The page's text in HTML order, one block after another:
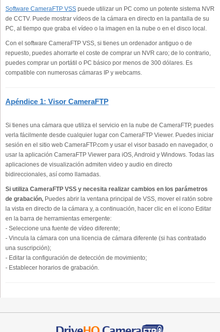
Software CameraFTP VSS puede utilizar un PC como un potente sistema NVR
de CCTV. Puede mostrar vídeos de la cámara en directo en la pantalla de su
PC, al tiempo que graba el vídeo o la imagen en la nube o en el disco local.
Con el software CameraFTP VSS, si tienes un ordenador antiguo o de
repuesto, puedes ahorrarte el coste de comprar un NVR caro; de lo contrario,
puedes comprar un portátil o PC básico por menos de 300 dólares. Es
compatible con numerosas cámaras IP y webcams.
Apéndice 1: Visor CameraFTP
Si tienes una cámara que utiliza el servicio en la nube de CameraFTP, puedes
verla fácilmente desde cualquier lugar con CameraFTP Viewer. Puedes iniciar
sesión en el sitio web CameraFTP.com y usar el visor basado en navegador, o
usar la aplicación CameraFTP Viewer para iOS, Android y Windows. Todas las
aplicaciones de visualización admiten video y audio en directo
bidireccionales, así como llamadas.
Si utiliza CameraFTP VSS y necesita realizar cambios en los parámetros
de grabación, Puedes abrir la ventana principal de VSS, mover el ratón sobre
la vista en directo de la cámara y, a continuación, hacer clic en el icono Editar
en la barra de herramientas emergente:
- Seleccione una fuente de vídeo diferente;
- Vincula la cámara con una licencia de cámara diferente (si has contratado
una suscripción);
- Editar la configuración de detección de movimiento;
- Establecer horarios de grabación.